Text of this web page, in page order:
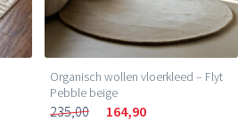
Organisch wollen vloerkleed – Flyt
Pebble beige
235,00 164,90